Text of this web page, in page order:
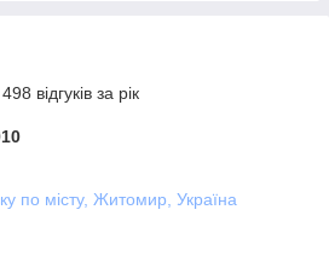
відгуків за рік
по місту, Житомир, Україна